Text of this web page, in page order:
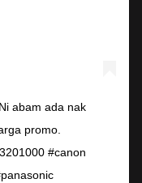
abam ada nak
promo.
#canon